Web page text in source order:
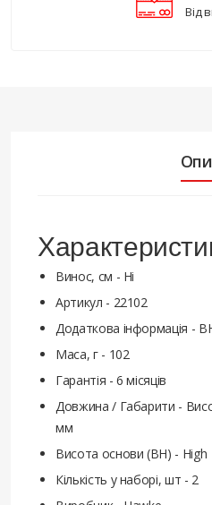
Від
Винос, см - Ні
Артикул - 22102
Додаткова інформація -
Маса, г - 102
Гарантія - 6 місяців
Довжина / Габарити -
мм
Висота основи (BH) - High
Кількість у наборі, шт - 2